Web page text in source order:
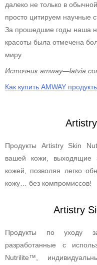
далеко не только в
просто цитируем научные
За прошедшие годы наша
красоты была отмечена
миру.
Источник amway—latvia
Как купить AMWAY
Продукты Artistry Skin
вашей кожи, выходящие
кожей, позволяя легко
кожу… без компромиссов!
Artistry
Продукты по уходу
разработанные с
Nutrilite™,